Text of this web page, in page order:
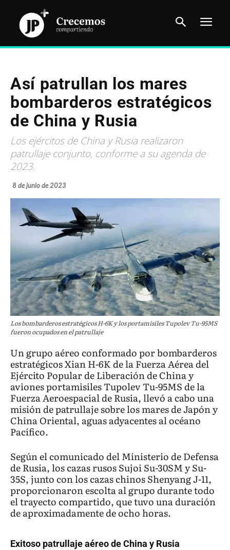
Así patrullan los mares
bombarderos estratégicos
de China y Rusia
Los ejércitos de China y Rusia realizaron
patrullaje conjunto, conforme a su agenda de
2023.
8 de junio de 2023
Los bombarderos estratégicos H-6K y los portamisiles Tupolev Tu-95MS
fueron ocupados en el patrullaje
Un grupo aéreo conformado por bombarderos
estratégicos Xian H-6K de la Fuerza Aérea del
Ejército Popular de Liberación de China y
aviones portamisiles Tupolev Tu-95MS de la
Fuerza Aeroespacial de Rusia, llevó a cabo una
misión de patrullaje sobre los mares de Japón y
China Oriental, aguas adyacentes al océano
Pacífico.
Según el comunicado del Ministerio de Defensa
de Rusia, los cazas rusos Sujoi Su-30SM y Su-
35S, junto con los cazas chinos Shenyang J-11,
proporcionaron escolta al grupo durante todo
el trayecto compartido, que tuvo una duración
de aproximadamente de ocho horas.
Exitoso patrullaje aéreo de China y Rusia